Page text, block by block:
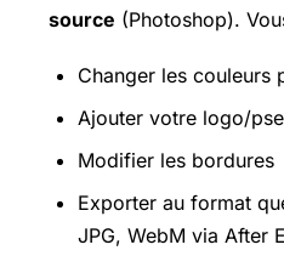
source (Photoshop).
Changer les couleurs
Ajouter votre logo/
Modifier les bordures
Exporter au format
JPG, WebM via After